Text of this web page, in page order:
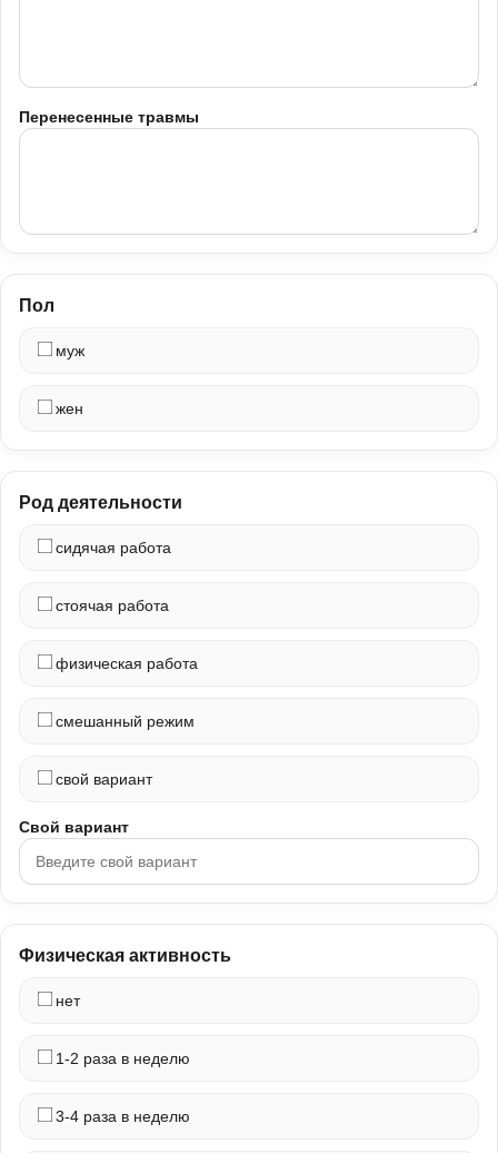
Перенесенные травмы
Пол
муж
жен
Род деятельности
сидячая работа
стоячая работа
физическая работа
смешанный режим
свой вариант
Свой вариант
Физическая активность
нет
1-2 раза в неделю
3-4 раза в неделю